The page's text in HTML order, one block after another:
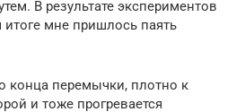
В результате экспериментов
мне пришлось паять
конца перемычки, плотно к
и тоже прогревается